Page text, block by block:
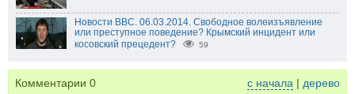
Новости BBC. 06.03.2014. Свободное волеизъявление
или преступное поведение? Крымский инцидент или
косовский прецедент?
59
Комментарии 0 с начала | дерево